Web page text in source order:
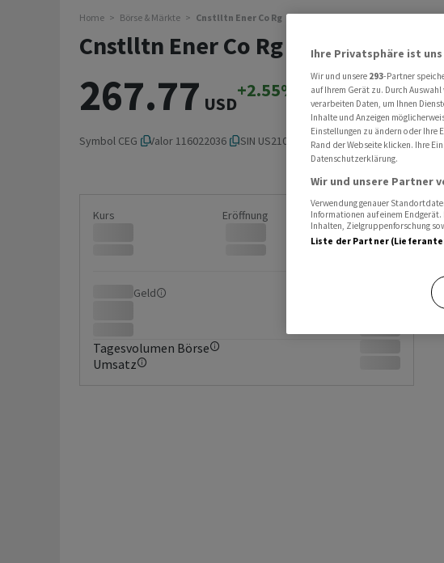
Home Börse & Märkte Cnstlltn Ener Co Rg
Cnstlltn Ener Co Rg
267.77 USD
+2.55% +6.67
Symbol CEG Valor 116022036 ISIN US21037T1097
Kurs Eröffnung Vortag
Geld
Tagesvolumen Börse
Umsatz
Ihre Privatsphäre ist
Wir und unsere 293-Partner
auf Ihrem Gerät zu. Durch
verarbeiten Daten, um Ihnen
Inhalte und Anzeigen
Einstellungen zu ändern oder Ihre
Rand der Webseite klicken. Ihre
Datenschutzerklärung.
Wir und unsere Partner
Verwendung genauer
Informationen auf einem
Inhalten, Zielgruppenforschung
Liste der Partner